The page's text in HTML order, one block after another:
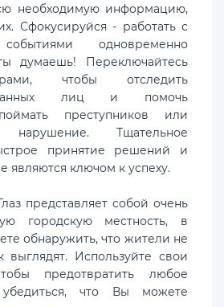
необходимую информацию,
Сфокусируйся - работать с
одновременно
думаешь! Переключайтесь
чтобы отследить
лиц и помочь
преступников или
нарушение. Тщательное
принятие решений и
являются ключом к успеху.
представляет собой очень
городскую местность, в
обнаружить, что жители не
выглядят. Используйте свои
предотвратить любое
что Вы можете